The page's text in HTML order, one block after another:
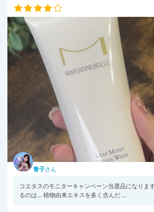
青子さん
コエタスのモニターキャンペーン当選品になりま
るのは… 植物由来エキスを多く含んだ ...